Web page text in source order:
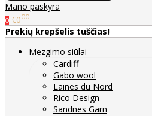
Mano paskyra
0 €000
Prekių krepšelis tuščias!
Mezgimo siūlai
Cardiff
Gabo wool
Laines du Nord
Rico Design
Sandnes Garn